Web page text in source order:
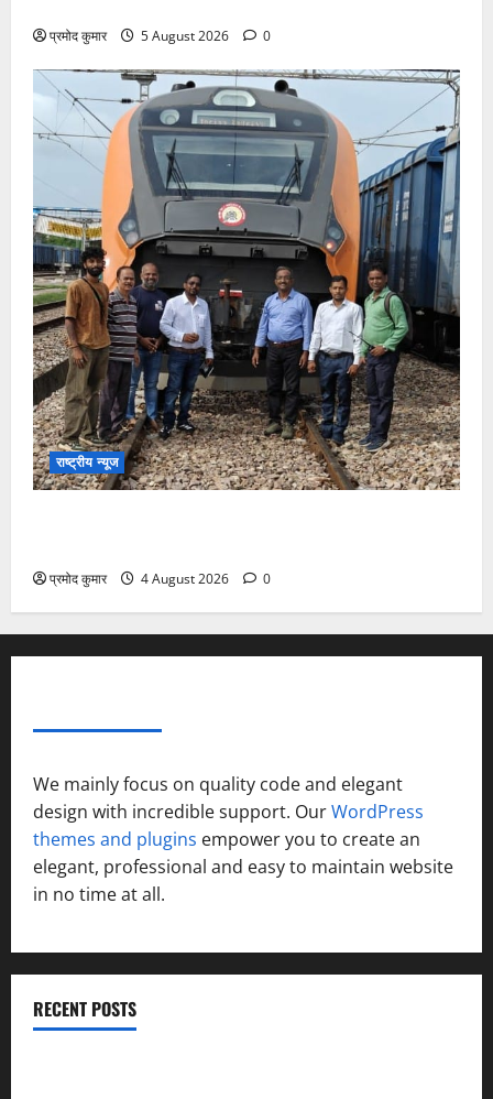
प्रमोद कुमार 5 August 2026 0
राष्ट्रीय न्यूज
प्रमोद कुमार 4 August 2026 0
We mainly focus on quality code and elegant
design with incredible support. OurWordPress
themes and plugins empower you to create an
elegant, professional and easy to maintain website
in no time at all.
RECENT POSTS